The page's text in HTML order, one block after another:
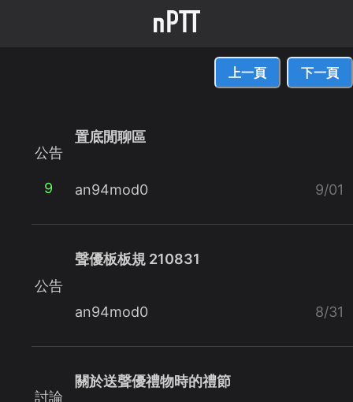
上一頁 下一頁
公告
9
置底閒聊區
an94mod0 9/01
公告
聲優板板規 210831
an94mod0 8/31
討論
關於送聲優禮物時的禮節